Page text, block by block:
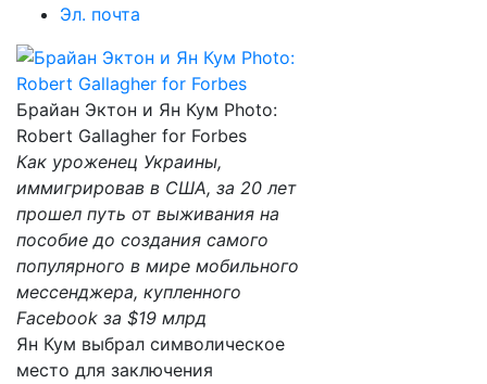
Эл. почта
Брайан Эктон и Ян Кум Photo:
Rоbert Gаllаgher for Forbes
Как уроженец Украины,
иммигрировав в США, за 20 лет
прошел путь от выживания на
пособие до создания самого
популярного в мире мобильного
мессенджера, купленного
Facebook за $19 млрд
Ян Кум выбрал символическое
место для заключения